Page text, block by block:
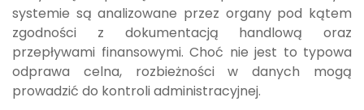
systemie są analizowane przez organy pod kątem
zgodności z dokumentacją handlową oraz
przepływami finansowymi. Choć nie jest to typowa
odprawa celna, rozbieżności w danych mogą
prowadzić do kontroli administracyjnej.